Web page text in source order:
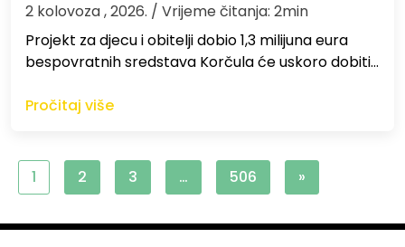
2 kolovoza , 2026. / Vrijeme čitanja: 2min
Projekt za djecu i obitelji dobio 1,3 milijuna eura
bespovratnih sredstava Korčula će uskoro dobiti…
Pročitaj više
1 2 3 … 506 »